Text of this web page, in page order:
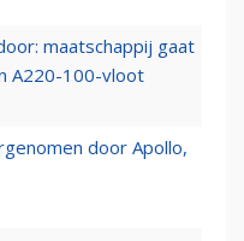
maatschappij gaat
A220-100-vloot
door Apollo,